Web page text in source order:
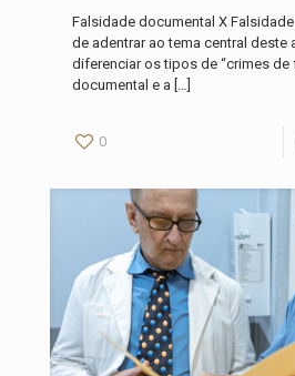
Falsidade documental X
de adentrar ao tema central deste
diferenciar os tipos de “crimes de
documental e a […]
0